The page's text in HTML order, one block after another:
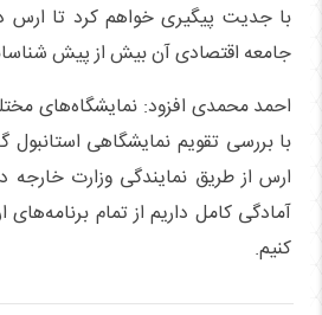
با جدیت پیگیری خواهم کرد تا ارس
جامعه اقتصادی آن بیش از پیش
احمد محمدی افزود: نمایشگاه‌های
با بررسی تقویم نمایشگاهی استانبول
ارس از طریق نمایندگی وزارت خارجه
آمادگی کامل داریم از تمام
کنیم.